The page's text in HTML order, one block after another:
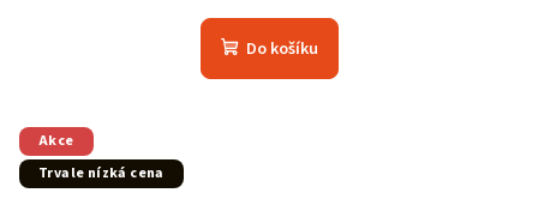
Do košíku
Akce
Trvale nízká cena